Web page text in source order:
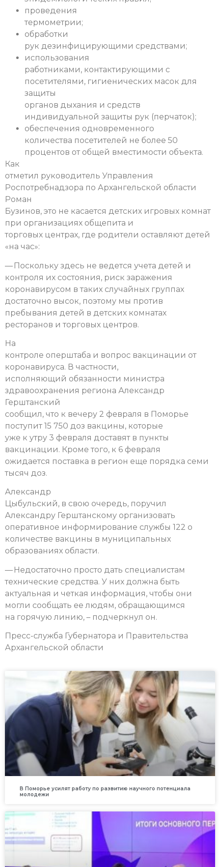
проведения
термометрии;
обработки
рук дезинфицирующими средствами;
использования
работниками, контактирующими с
посетителями, гигиенических масок для
защиты
органов дыхания и средств
индивидуальной защиты рук (перчаток);
обеспечения одновременного
количества посетителей не более 50
процентов от общей вместимости объекта.
Как
отметил руководитель Управления
Роспотребнадзора по Архангельской области
Роман
Бузинов, это не касается детских игровых комнат
при организациях общепита и
торговых центрах, где родители оставляют детей
«на час»:
— Поскольку здесь не ведется учета детей и
контроля их состояния, риск заражения
коронавирусом в таких случайных группах
достаточно высок, поэтому мы против
пребывания детей в детских комнатах
ресторанов и торговых центров.
На
контроле оперштаба и вопрос вакцинации от
коронавируса. В частности,
исполняющий обязанности министра
здравоохранения региона Александр
Герштанский
сообщил, что к вечеру 2 февраля в Поморье
поступит 15 750 доз вакцины, которые
уже к утру 3 февраля доставят в пункты
вакцинации. Кроме того, к 6 февраля
ожидается поставка в регион еще порядка семи
тысяч доз.
Александр
Цыбульский, в свою очередь, поручил
Александру Герштанскому организовать
оперативное информирование службы 122 о
количестве вакцины в муниципальных
образованиях области.
— Недостаточно просто дать специалистам
технические средства. У них должна быть
актуальная и четкая информация, чтобы они
могли сообщать ее людям, обращающимся
на горячую линию, – подчеркнул он.
Пресс-служба Губернатора и Правительства
Архангельской области
В Поморье усилят работу по развитию научного потенциала
молодежи